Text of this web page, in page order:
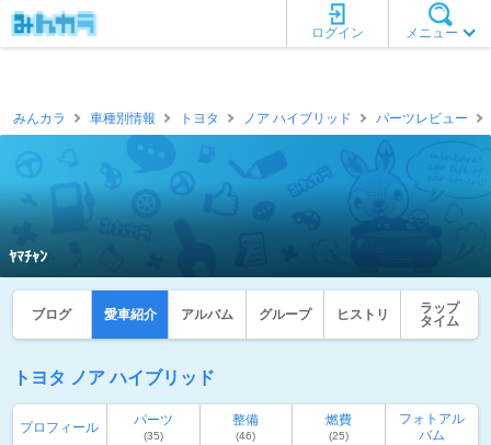
メニュー
ログイン
みんカラ 車種別情報 トヨタ ノア ハイブリッド パーツレビュー
ﾔﾏﾁｬﾝ
ブログ 愛車紹介 アルバム グループ ヒストリ
ラップ
タイム
トヨタ ノア ハイブリッド
プロフィール パーツ
(35)
整備
(46)
燃費
(25)
フォトアル
バム